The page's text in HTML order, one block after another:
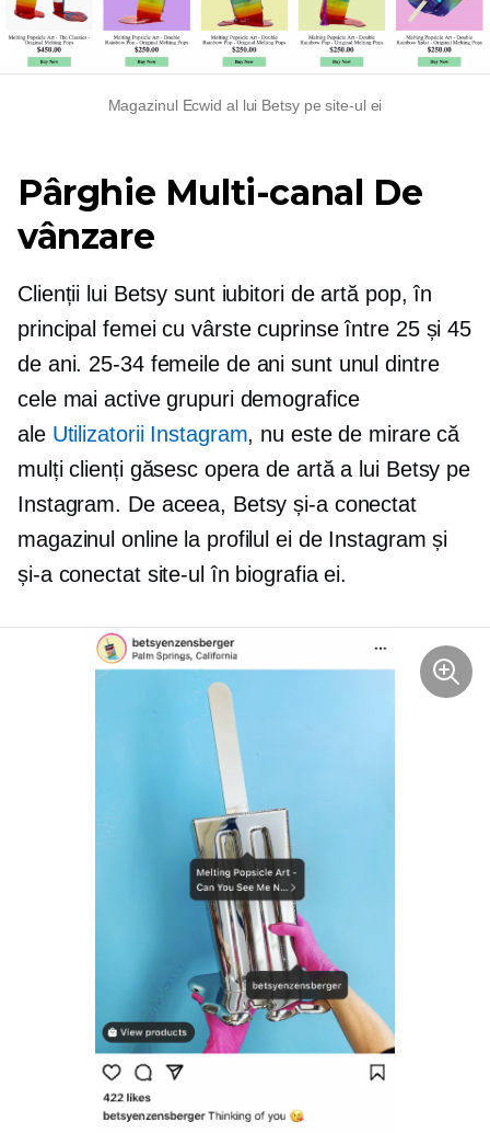
Magazinul Ecwid al lui Betsy pe site-ul ei
Pârghie Multi-canal De
vânzare
Clienții lui Betsy sunt iubitori de artă pop, în
principal femei cu vârste cuprinse între 25 și 45
de ani. 25-34femeile de ani sunt unul dintre
cele mai active grupuri demografice
ale Utilizatorii Instagram, nu este de mirare că
mulți clienți găsesc opera de artă a lui Betsy pe
Instagram. De aceea, Betsy și-a conectat
magazinul online la profilul ei de Instagram și
și-a conectat site-ul în biografia ei.